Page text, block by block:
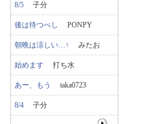
8/5 子分
後は待つべし PONPY
朝晩は涼しい…↑ みたお
始めます 打ち水
あー、もう taka0723
8/4 子分